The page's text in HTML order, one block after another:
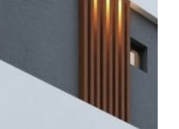
ISI SES YALITIMI
CAM DUŞA KABİN
BANYO DOLABI
VE LED UYGULAMALARI
UYGULAMA